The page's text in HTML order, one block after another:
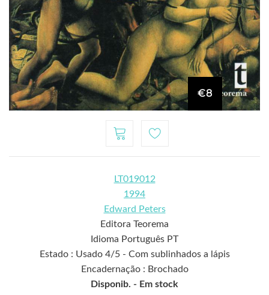
€8
LT019012
1994
Edward Peters
Editora Teorema
Idioma Português PT
Estado : Usado 4/5 - Com sublinhados a lápis
Encadernação : Brochado
Disponib. - Em stock